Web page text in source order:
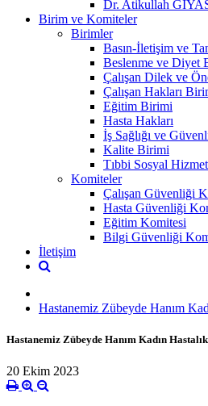
Dr. Atikullah
Birim ve Komiteler
Birimler
Basın-İletişim ve
Beslenme ve Diyet
Çalışan Dilek ve
Çalışan Hakları
Eğitim Birimi
Hasta Hakları
İş Sağlığı ve
Kalite Birimi
Tıbbi Sosyal
Komiteler
Çalışan Güvenliği
Hasta Güvenliği
Eğitim Komitesi
Bilgi Güvenliği
İletişim
Hastanemiz Zübeyde Hanım
Hastanemiz Zübeyde Hanım Kadın
20 Ekim 2023